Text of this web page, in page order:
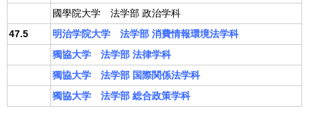
國學院大学 法学部 政治学科
47.5
明治学院大学 法学部 消費情報環境法学科
獨協大学 法学部 法律学科
獨協大学 法学部 国際関係法学科
獨協大学 法学部 総合政策学科